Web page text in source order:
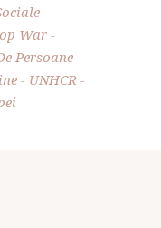
War
Persoane
UNHCR